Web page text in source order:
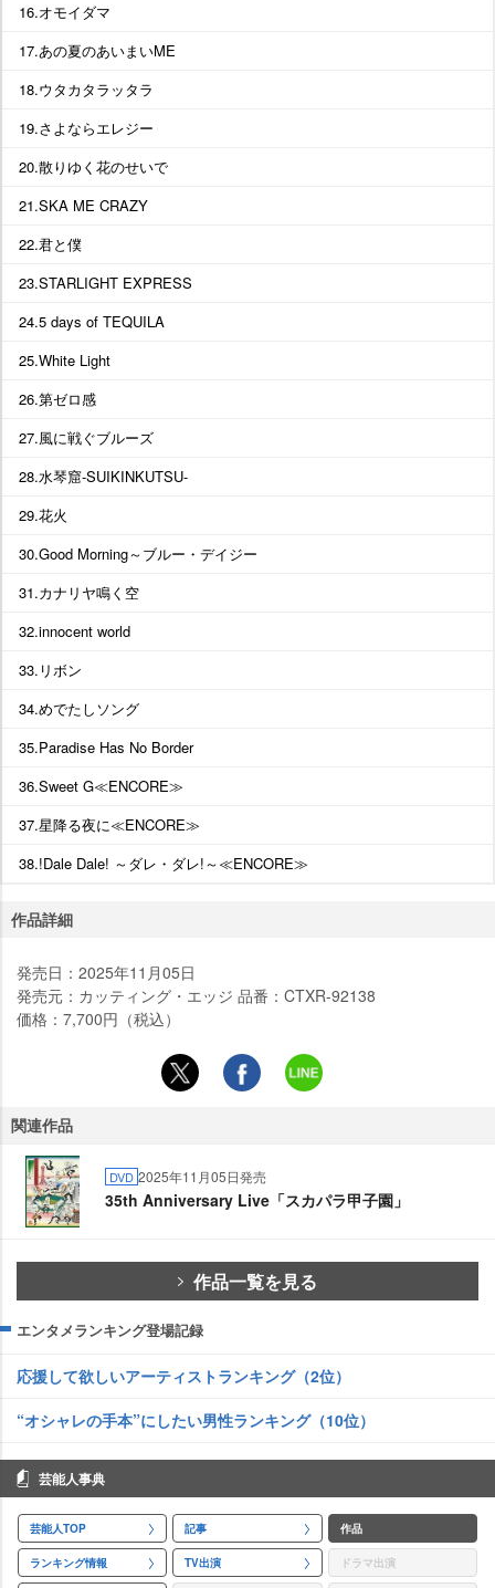
16.オモイダマ
17.あの夏のあいまいME
18.ウタカタラッタラ
19.さよならエレジー
20.散りゆく花のせいで
21.SKA ME CRAZY
22.君と僕
23.STARLIGHT EXPRESS
24.5 days of TEQUILA
25.White Light
26.第ゼロ感
27.風に戦ぐブルーズ
28.水琴窟-SUIKINKUTSU-
29.花火
30.Good Morning～ブルー・デイジー
31.カナリヤ鳴く空
32.innocent world
33.リボン
34.めでたしソング
35.Paradise Has No Border
36.Sweet G≪ENCORE
37.星降る夜に≪ENCORE
38.!Dale Dale! ～ダレ・ダレ!～≪ENCORE
作品詳細
発売日：2025年11月05日
発売元：カッティング・エッジ 品番：CTXR-92138
価格：7,700円（税込）
関連作品
DVD 2025年11月05日発売
35th Anniversary Live「スカパラ甲子園」
作品一覧を見る
エンタメランキング登場記録
応援して欲しいアーティストランキング（2位）
“オシャレの手本”にしたい男性ランキング（10位）
芸能人事典
芸能人TOP 記事 作品
ランキング情報 TV出演 ドラマ出演